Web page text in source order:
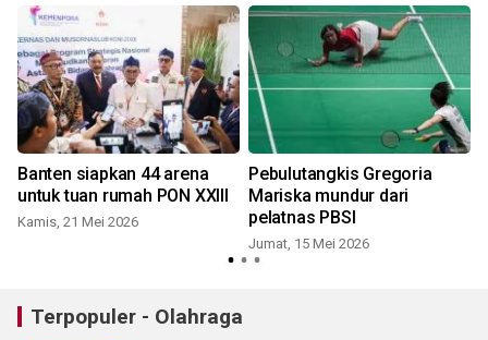
Banten siapkan 44 arena
untuk tuan rumah PON XXIII
Kamis, 21 Mei 2026
Pebulutangkis Gregoria
Mariska mundur dari
pelatnas PBSI
Jumat, 15 Mei 2026
Terpopuler - Olahraga